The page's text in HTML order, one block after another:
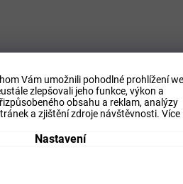
Vám umožnili pohodlné prohlížení
zlepšovali jeho funkce, výkon a
obsahu a reklam, analýzy
a zjištění zdroje návštěvnosti.
Nastavení
2 390 Kč
–74 %
Monarcida NeoII SelMIX /